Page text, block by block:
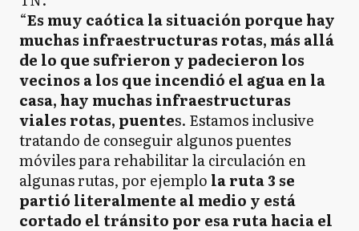
“Es muy caótica la situación porque hay
muchas infraestructuras rotas, más allá
de lo que sufrieron y padecieron los
vecinos a los que incendió el agua en la
casa, hay muchas infraestructuras
viales rotas, puentes. Estamos inclusive
tratando de conseguir algunos puentes
móviles para rehabilitar la circulación en
algunas rutas, por ejemplo la ruta 3 se
partió literalmente al medio y está
cortado el tránsito por esa ruta hacia el